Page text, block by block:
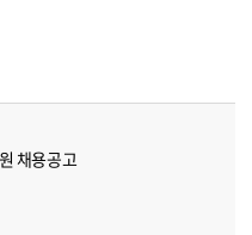
채용공고